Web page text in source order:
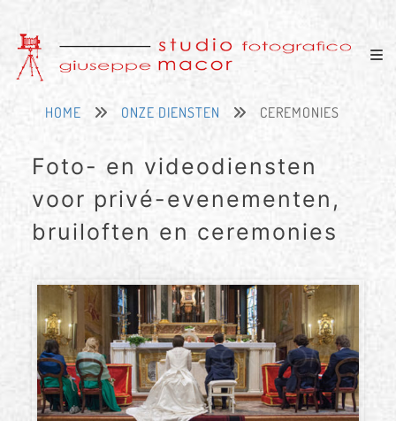
HOME ONZE DIENSTEN CEREMONIES
Foto- en videodiensten
voor privé-evenementen,
bruiloften en ceremonies